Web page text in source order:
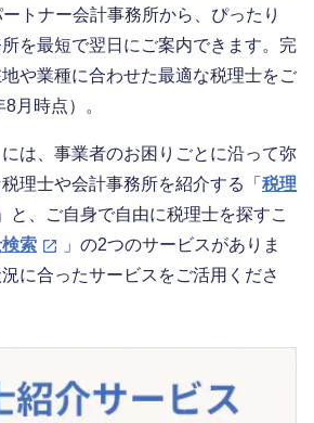
トナー会計事務所から、ぴったり
を最短で翌日にご案内できます。完
や業種に合わせた最適な税理士をご
月時点）。
には、事業者のお困りごとに沿って弥
理士や会計事務所を紹介する「 税理
」と、ご自身で自由に税理士を探すこ
索
」の2つのサービスがありま
に合ったサービスをご活用くださ